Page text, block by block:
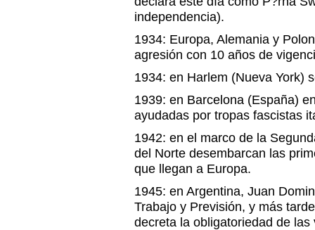
independencia).
1934: Europa, Alemania y
agresión con 10 años de
1934: en Harlem (Nueva York)
1939: en Barcelona (España)
ayudadas por tropas fascistas
1942: en el marco de la
del Norte desembarcan las
que llegan a Europa.
1945: en Argentina, Juan
Trabajo y Previsión, y más
decreta la obligatoriedad de